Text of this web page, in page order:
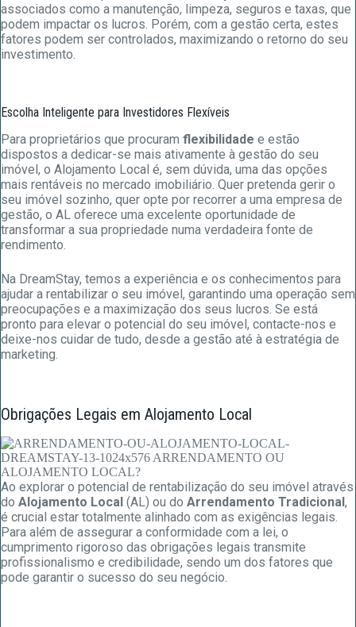
associados como a manutenção, limpeza, seguros e taxas, que
podem impactar os lucros. Porém, com a gestão certa, estes
fatores podem ser controlados, maximizando o retorno do seu
investimento.
Escolha Inteligente para Investidores Flexíveis
Para proprietários que procuram flexibilidade e estão
dispostos a dedicar-se mais ativamente à gestão do seu
imóvel, o Alojamento Local é, sem dúvida, uma das opções
mais rentáveis no mercado imobiliário. Quer pretenda gerir o
seu imóvel sozinho, quer opte por recorrer a uma empresa de
gestão, o AL oferece uma excelente oportunidade de
transformar a sua propriedade numa verdadeira fonte de
rendimento.
Na DreamStay, temos a experiência e os conhecimentos para
ajudar a rentabilizar o seu imóvel, garantindo uma operação sem
preocupações e a maximização dos seus lucros. Se está
pronto para elevar o potencial do seu imóvel, contacte-nos e
deixe-nos cuidar de tudo, desde a gestão até à estratégia de
marketing.
Obrigações Legais em Alojamento Local
Ao explorar o potencial de rentabilização do seu imóvel através
do Alojamento Local (AL) ou do Arrendamento Tradicional ,
é crucial estar totalmente alinhado com as exigências legais.
Para além de assegurar a conformidade com a lei, o
cumprimento rigoroso das obrigações legais transmite
profissionalismo e credibilidade, sendo um dos fatores que
pode garantir o sucesso do seu negócio.